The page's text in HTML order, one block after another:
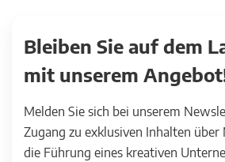
Bleiben Sie auf dem
mit unserem
Melden Sie sich bei unserem
Zugang zu exklusiven Inhalten über
die Führung eines kreativen